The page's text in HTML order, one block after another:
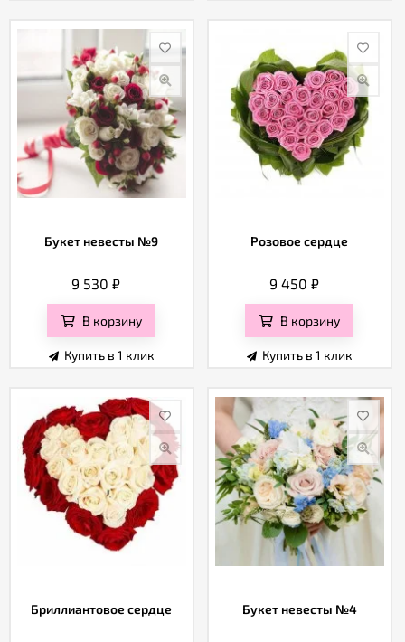
Букет невесты №9
9 530₽
В корзину
Купить в 1 клик
Розовое сердце
9 450 ₽
В корзину
Купить в 1 клик
Бриллиантовое сердце Букет невесты №4